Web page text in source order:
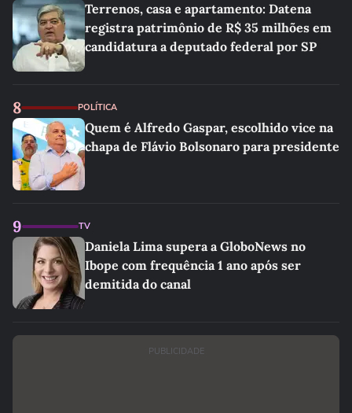
Terrenos, casa e apartamento: Datena
registra patrimônio de R$ 35 milhões em
candidatura a deputado federal por SP
8 POLÍTICA
Quem é Alfredo Gaspar, escolhido vice na
chapa de Flávio Bolsonaro para presidente
9 TV
Daniela Lima supera a GloboNews no
Ibope com frequência 1 ano após ser
demitida do canal
PUBLICIDADE